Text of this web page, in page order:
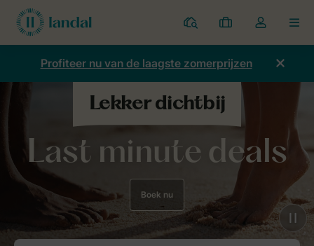
Parken
Mijn
boekingen
Open
de
dropdown
Profiteer nu van de laagste zomerprijzen
Last minute deals
Boek nu